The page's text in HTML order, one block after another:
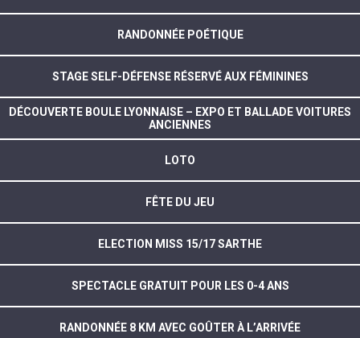
RANDONNÉE POÉTIQUE
STAGE SELF-DÉFENSE RÉSERVÉ AUX FÉMININES
DÉCOUVERTE BOULE LYONNAISE – EXPO ET BALLADE VOITURES
ANCIENNES
LOTO
FÊTE DU JEU
ELECTION MISS 15/17 SARTHE
SPECTACLE GRATUIT POUR LES 0-4 ANS
RANDONNÉE 8 KM AVEC GOÛTER À L’ARRIVÉE